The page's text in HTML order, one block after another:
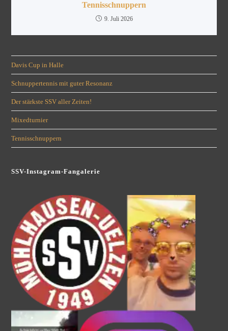
Tennisschnuppern
9. Juli 2026
Davis Cup in Halle
Schnuppertennis mit guter Resonanz
Der stärkste SSV aller Zeiten!
Mixedturnier
Tennisschnuppern
SSV-Instagram-Fangalerie